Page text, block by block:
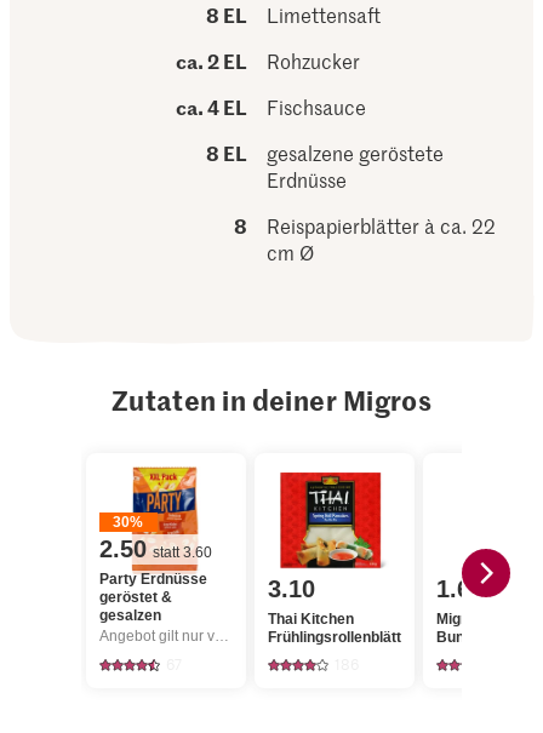
8 EL
Limettensaft
ca. 2 EL
Rohzucker
ca. 4 EL
Fischsauce
8 EL
gesalzene geröstete
Erdnüsse
8
Reispapierblätter à ca. 22
cm Ø
Zutaten in deiner Migros
30%
2.50 statt 3.60
Party Erdnüsse
geröstet &
gesalzen
Angebot gilt nur vom 6.8. bis 12.8.2026, solange Vorrat.
3.10
Thai Kitchen
Frühlingsrollenblätter
1.60
Migros
Bundzwiebeln